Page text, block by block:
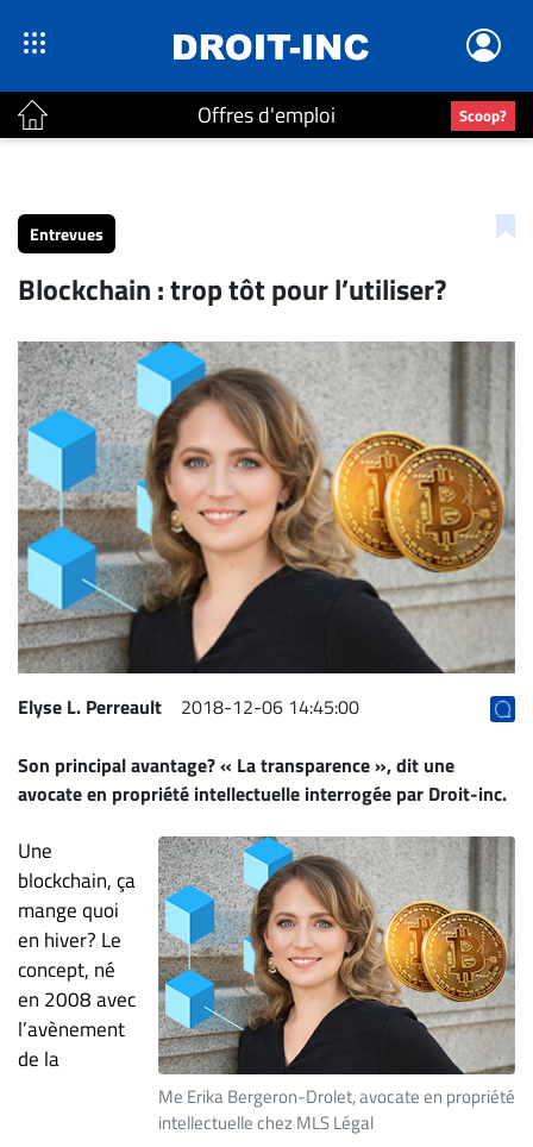
Offres d'emploi Scoop?
Accueil
Continu
Bureaux
Conseillers
Juridiques
Campus
Carrière
Archives
CARRIÈRE
ET
EMPLOIS
ET
JURISTES
Offres
d'emploi
Formation
Continue
Métiers
Scoop?
CABINETS
ENTREPRISES
Entrevues
Blockchain : trop tôt pour l’utiliser?
Elyse L. Perreault 2018-12-06 14:45:00
Son principal avantage? « La transparence », dit une
avocate en propriété intellectuelle interrogée par Droit-inc.
Me Erika Bergeron-Drolet, avocate en propriété
intellectuelle chez MLS Légal
Une
blockchain, ça
mange quoi
en hiver? Le
concept, né
en 2008 avec
l’avènement
de la